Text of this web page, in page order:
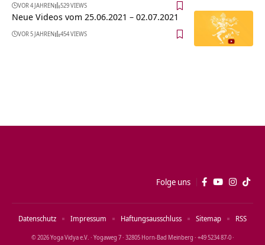
VOR 4 JAHREN 529 VIEWS
Neue Videos vom 25.06.2021 – 02.07.2021
VOR 5 JAHREN 454 VIEWS
Folge uns
© 2026 Yoga Vidya e.V. · Yogaweg 7 · 32805 Horn‑Bad Meinberg · +49 5234 87‑0 ·
Datenschutz Impressum Haftungsausschluss Sitemap RSS